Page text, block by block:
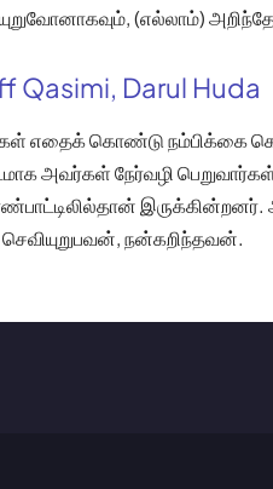
(எல்லாம்)
Qasimi, Darul Huda
எதைக் கொண்டு
அவர்கள் நேர்வழி
நன்கறிந்தவன்.